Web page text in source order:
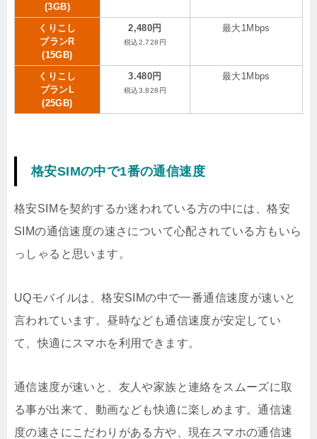
(3GB)
くりこし
プランR
(15GB)
2,480円
税込2,728円
最大1Mbps
くりこし
プランL
(25GB)
3.480円
税込3,828円
最大1Mbps
格安SIMの中で1番の通信速度
格安SIMを契約するか迷われている方の中には、格安
SIMの通信速度の速さについて心配されている方もいら
っしゃると思います。
UQモバイルは、格安SIMの中で一番通信速度が速いと
言われています。昼時なども通信速度が安定してい
て、快適にスマホを利用できます。
通信速度が速いと、友人や家族と連絡をスムーズに取
る事が出来て、動画なども快適に楽しめます。通信速
度の速さにこだわりがある方や、現在スマホの通信速